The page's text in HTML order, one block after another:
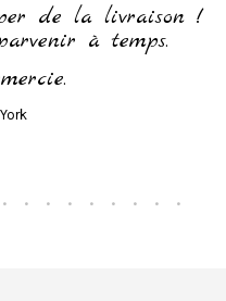
de la livraison !
à temps.